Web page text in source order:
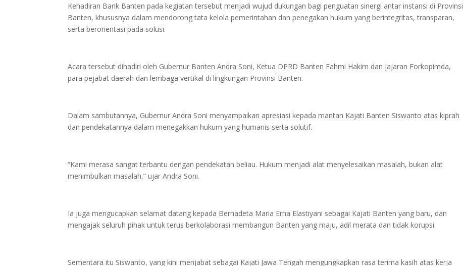
Kehadiran Bank Banten pada kegiatan tersebut menjadi wujud dukungan bagi penguatan sinergi antar instansi di Provinsi
Banten, khususnya dalam mendorong tata kelola pemerintahan dan penegakan hukum yang berintegritas, transparan,
serta berorientasi pada solusi.
Acara tersebut dihadiri oleh Gubernur Banten Andra Soni, Ketua DPRD Banten Fahmi Hakim dan jajaran Forkopimda,
para pejabat daerah dan lembaga vertikal di lingkungan Provinsi Banten.
Dalam sambutannya, Gubernur Andra Soni menyampaikan apresiasi kepada mantan Kajati Banten Siswanto atas kiprah
dan pendekatannya dalam menegakkan hukum yang humanis serta solutif.
“Kami merasa sangat terbantu dengan pendekatan beliau. Hukum menjadi alat menyelesaikan masalah, bukan alat
menimbulkan masalah,” ujar Andra Soni.
Ia juga mengucapkan selamat datang kepada Bernadeta Maria Erna Elastiyani sebagai Kajati Banten yang baru, dan
mengajak seluruh pihak untuk terus berkolaborasi membangun Banten yang maju, adil merata dan tidak korupsi.
Sementara itu Siswanto, yang kini menjabat sebagai Kajati Jawa Tengah mengungkapkan rasa terima kasih atas kerja